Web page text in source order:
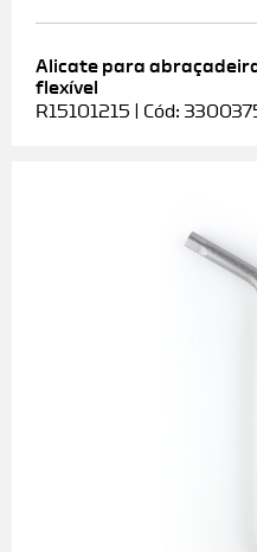
Alicate para
flexível
R15101215 | Cód: